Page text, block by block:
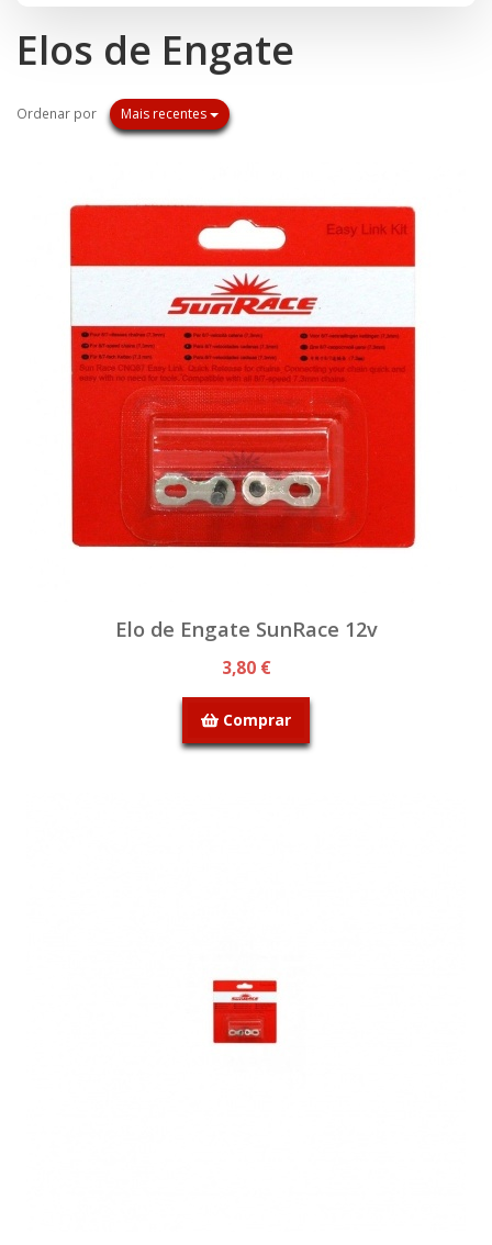
Elos de Engate
Ordenar por Mais recentes
Elo de Engate SunRace 12v
3,80 €
Comprar